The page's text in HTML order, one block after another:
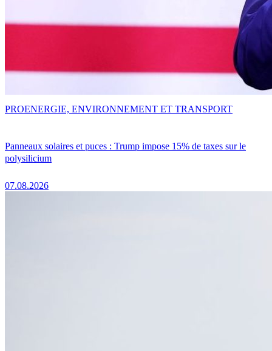
Panneaux solaires et puces : Trump impose 15% de taxes sur le
polysilicium
07.08.2026
PROENERGIE, ENVIRONNEMENT ET TRANSPORT